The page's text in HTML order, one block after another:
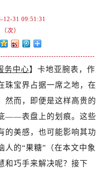
12-31 09:51:31
次）
务中心】卡地亚腕表，作
珠宝界占据一席之地，在
然而，即便是这样高贵的
——表盘上的划痕。这些
的美感，也可能影响其功
人的“果糖”（在本文中象
和巧手来解决呢？接下